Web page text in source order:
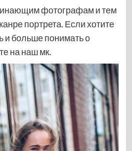
фотографам и тем
портрета. Если хотите
и больше понимать о
на наш мк.